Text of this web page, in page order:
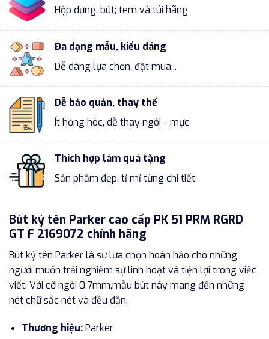
Hộp đựng, bút; tem và túi hãng
Đa dạng mẫu, kiểu dáng
Dễ dàng lựa chọn, đặt mua...
Dễ bảo quản, thay thế
Ít hỏng hóc, dễ thay ngòi - mực
Thích hợp làm quà tặng
Sản phẩm đẹp, tỉ mỉ từng chi tiết
Bút ký tên Parker cao cấp PK 51 PRM RGRD
GT F 2169072 chính hãng
Bút ký tên Parker là sự lựa chọn hoàn hảo cho những
người muốn trải nghiệm sự linh hoạt và tiện lợi trong việc
viết. Với cỡ ngòi 0.7mm,mẫu bút này mang đến những
nét chữ sắc nét và đều đặn.
Thương hiệu:Parker